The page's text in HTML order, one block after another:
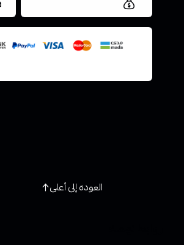
العروض والشحن مجاني
العودة إلى أعلى